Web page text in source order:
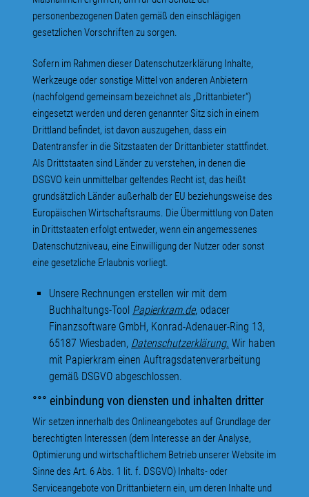
personenbezogenen Daten gemäß den einschlägigen
gesetzlichen Vorschriften zu sorgen.
Sofern im Rahmen dieser Datenschutzerklärung Inhalte,
Werkzeuge oder sonstige Mittel von anderen Anbietern
(nachfolgend gemeinsam bezeichnet als „Drittanbieter“)
eingesetzt werden und deren genannter Sitz sich in einem
Drittland befindet, ist davon auszugehen, dass ein
Datentransfer in die Sitzstaaten der Drittanbieter stattfindet.
Als Drittstaaten sind Länder zu verstehen, in denen die
DSGVO kein unmittelbar geltendes Recht ist, das heißt
grundsätzlich Länder außerhalb der EU beziehungsweise des
Europäischen Wirtschaftsraums. Die Übermittlung von Daten
in Drittstaaten erfolgt entweder, wenn ein angemessenes
Datenschutzniveau, eine Einwilligung der Nutzer oder sonst
eine gesetzliche Erlaubnis vorliegt.
Unsere Rechnungen erstellen wir mit dem
Buchhaltungs-Tool Papierkram.de, odacer
Finanzsoftware GmbH, Konrad-Adenauer-Ring 13,
65187 Wiesbaden, Datenschutzerklärung. Wir haben
mit Papierkram einen Auftragsdatenverarbeitung
gemäß DSGVO abgeschlossen.
°°° einbindung von diensten und inhalten dritter
Wir setzen innerhalb des Onlineangebotes auf Grundlage der
berechtigten Interessen (dem Interesse an der Analyse,
Optimierung und wirtschaftlichem Betrieb unserer Website im
Sinne des Art. 6 Abs. 1 lit. f. DSGVO) Inhalts- oder
Serviceangebote von Drittanbietern ein, um deren Inhalte und